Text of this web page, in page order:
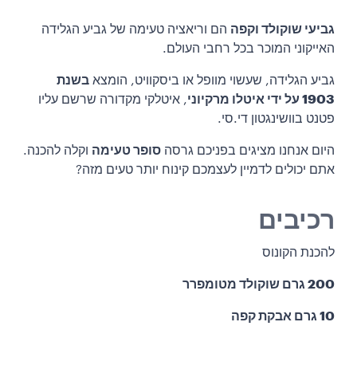
גביעי שוקולד וקפה הם וריאציה טעימה של גביע הגלידה
האייקוני המוכר בכל רחבי העולם.
גביע הגלידה, שעשוי מוופל או ביסקוויט, הומצא בשנת
1903 על ידי איטלו מרקיוני
, איטלקי מקדורה שרשם עליו
פטנט בוושינגטון די.סי.
היום אנחנו מציגים בפניכם גרסה סופר טעימה וקלה להכנה.
אתם יכולים לדמיין לעצמכם קינוח יותר טעים מזה?
רכיבים
להכנת הקונוס
200 גרם שוקולד מטומפרר
10 גרם אבקת קפה